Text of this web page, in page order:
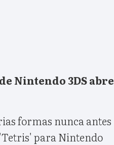
Nintendo 3DS abre
formas nunca antes
para Nintendo